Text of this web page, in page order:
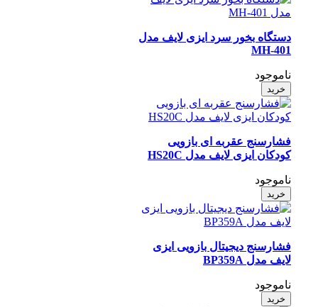
دستگاه بخور سرد ایزی لایف مدل
MH-401
ناموجود
فشارسنج عقربه ای بازویی
کودکان ایزی لایف مدل HS20C
ناموجود
فشارسنج دیجیتال بازویی ایزی
لایف مدل BP359A
ناموجود